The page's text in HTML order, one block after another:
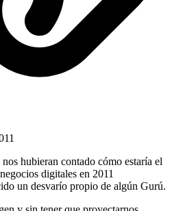
hubieran contado cómo estaría el
digitales en 2011
un desvarío propio de algún Gurú.